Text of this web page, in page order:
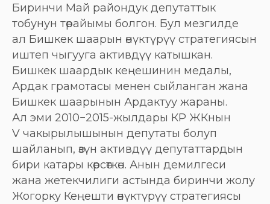
Биринчи Май райондук депутаттык
тобунун төрайымы болгон. Бул мезгилде
ал Бишкек шаарын өнүктүрүү стратегиясын
иштеп чыгууга активдүү катышкан.
Бишкек шаардык кеңешинин медалы,
Ардак грамотасы менен сыйланган жана
Бишкек шаарынын Ардактуу жараны.
Ал эми 2010−2015-жылдары КР ЖКнын
V чакырылышынын депутаты болуп
шайланып, өзүн активдүү депутаттардын
бири катары көрсөткөн. Анын демилгеси
жана жетекчилиги астында биринчи жолу
Жогорку Кеңешти өнүктүрүү стратегиясы